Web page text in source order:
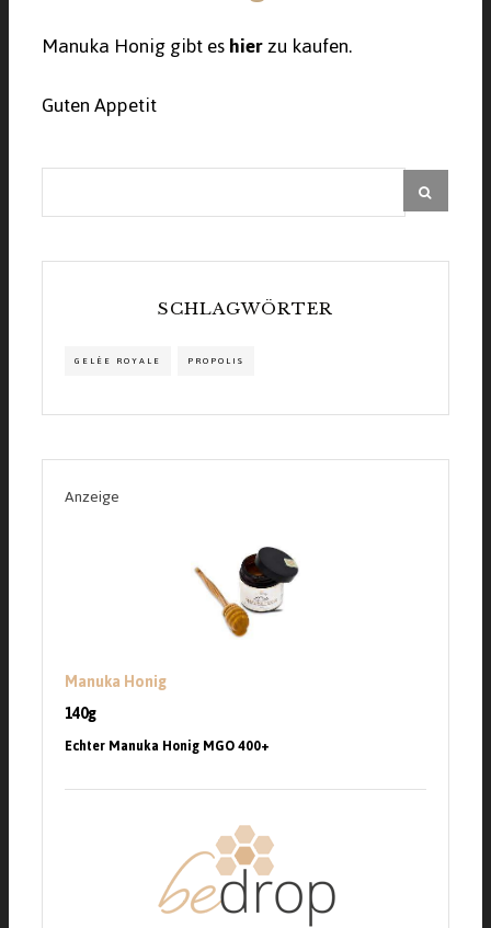
Manuka Honig gibt eshierzu kaufen.
Guten Appetit
SCHLAGWÖRTER
GELÉE ROYALE PROPOLIS
Anzeige
Manuka Honig
140g
Echter Manuka Honig MGO 400+